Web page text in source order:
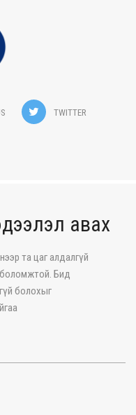
TWITTER
авах
та цаг алдалгүй
Бид
болохыг